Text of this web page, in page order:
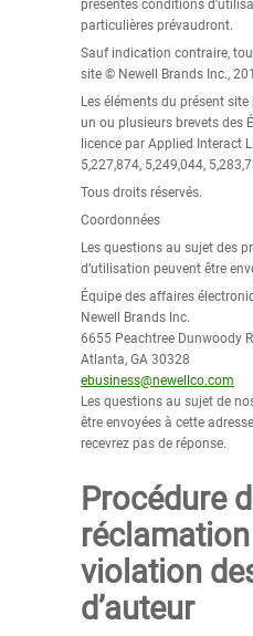
présentes conditions
particulières prévaudront.
Sauf indication contraire,
site © Newell Brands Inc.,
Les éléments du présent
un ou plusieurs brevets des
licence par Applied Interact
5,227,874, 5,249,044,
Tous droits réservés.
Coordonnées
Les questions au sujet des
d’utilisation peuvent être
Équipe des affaires
Newell Brands Inc.
6655 Peachtree Dunwoody
Atlanta, GA 30328
ebusiness@newellco.com
Les questions au sujet de
être envoyées à cette
recevrez pas de réponse.
Procédure
violation
d’auteur